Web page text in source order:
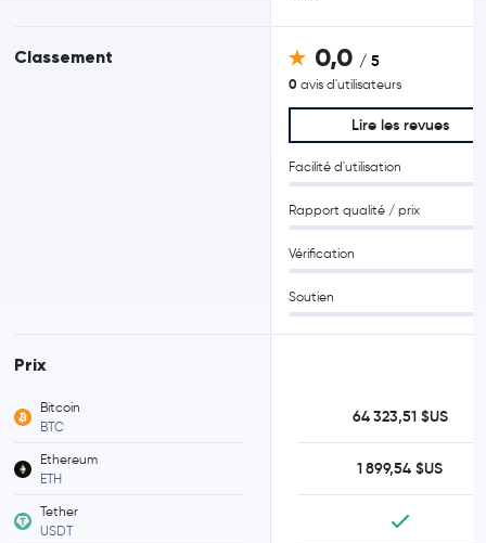
Classement
Prix
Bitcoin
BTC
Ethereum
ETH
Tether
USDT
0,0 / 5
0 avis d'utilisateurs
Lire les revues
Facilité d'utilisation
Rapport qualité / prix
Vérification
Soutien
64 323,51 $US
1 899,54 $US